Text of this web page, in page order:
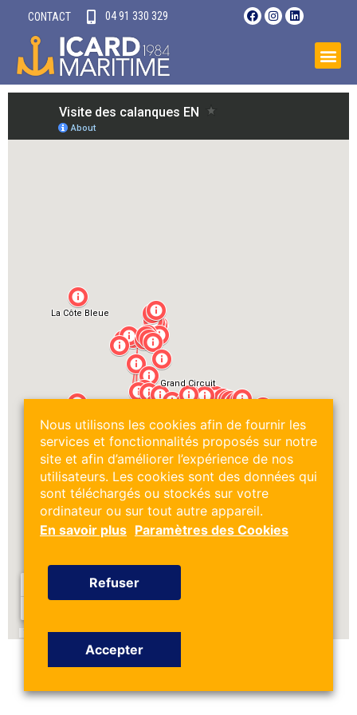
CONTACT 04 91 330 329​
Nous utilisons les cookies afin de fournir les
services et fonctionnalités proposés sur notre
site et afin d’améliorer l’expérience de nos
utilisateurs. Les cookies sont des données qui
sont téléchargés ou stockés sur votre
ordinateur ou sur tout autre appareil.
En savoir plus Paramètres des Cookies
Refuser
Accepter